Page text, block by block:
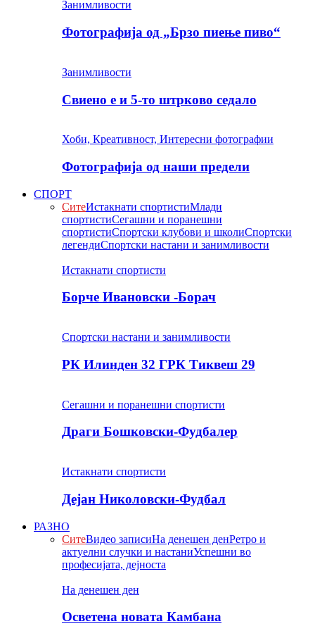
Занимливости
Фотографија од „Брзо пиење пиво“
Занимливости
Свиено е и 5-то штрково седало
Хоби, Креативност, Интересни фотографии
Фотографија од наши предели
СПОРТ
СитеИстакнати спортистиМлади
спортистиСегашни и поранешни
спортистиСпортски клубови и школиСпортски
легендиСпортски настани и занимливости
Истакнати спортисти
Борче Ивановски -Борач
Спортски настани и занимливости
РК Илинден 32 ГРК Тиквеш 29
Сегашни и поранешни спортисти
Драги Бошковски-Фудбалер
Истакнати спортисти
Дејан Николовски-Фудбал
РАЗНО
СитеВидео записиНа денешен денРетро и
актуелни случки и настаниУспешни во
професијата, дејноста
На денешен ден
Осветена новата Камбана